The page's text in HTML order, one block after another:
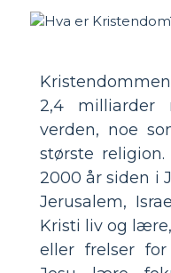
2,4 milliarder
verden, noe
største
2000 år siden i
Jerusalem,
Kristi liv og
eller frelser for